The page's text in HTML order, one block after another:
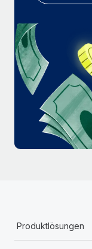
Mehr
Produktlösungen